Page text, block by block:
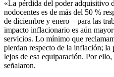
«La pérdida del poder adquisitivo
nodocentes es de más del 50 %
de diciembre y enero – para las
impacto inflacionario es aún
servicios. Lo mínimo que
pierdan respecto de la inflación;
lejos de esa equiparación. Por ello,
señalaron.